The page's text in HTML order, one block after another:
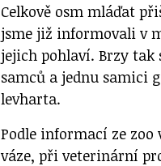
Celkově osm mláďat
jsme již informovali v
jejich pohlaví. Brzy tak
samců a jednu samici
levharta.
Podle informací ze
váze, při veterinární